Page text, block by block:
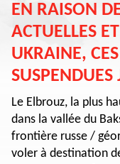
EN RAISON
ACTUELLES
UKRAINE,
Le Elbrouz, la plus
dans la vallée du
frontière russe /
voler à destination